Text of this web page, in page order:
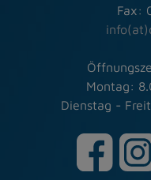
Fax:
Montag:
Dienstag -